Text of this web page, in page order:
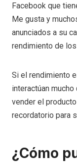
Facebook que
Me gusta y
anunciados a su
rendimiento de
Si el rendimiento
interactúan
vender el
recordatorio para
¿Cómo